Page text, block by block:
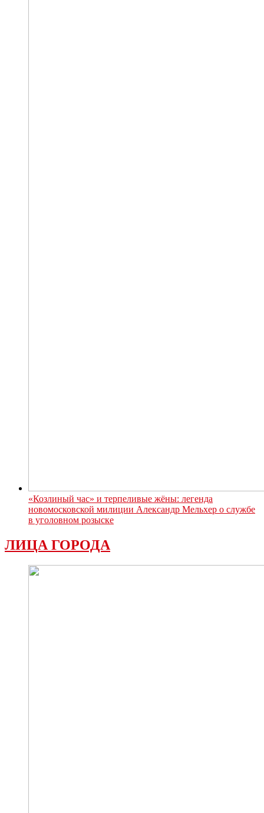
«Козлиный час» и терпеливые жёны: легенда
новомосковской милиции Александр Мельхер о службе
в уголовном розыске
ЛИЦА ГОРОДА